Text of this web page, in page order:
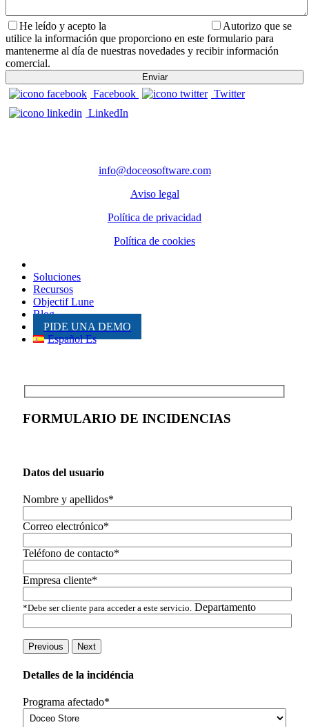
He leído y acepto la
Autorizo que se
utilice la información que proporciono en este formulario para
mantenerme al día de nuestras novedades y recibir información
comercial.
Facebook
Twitter
LinkedIn
info@doceosoftware.com
Aviso legal
Política de privacidad
Política de cookies
Soluciones
Recursos
Objectif Lune
Blog
PIDE UNA DEMO
Español Es
FORMULARIO DE INCIDENCIAS
Datos del usuario
Nombre y apellidos*
Correo electrónico*
Teléfono de contacto*
Empresa cliente*
*Debe ser cliente para acceder a este servicio. Departamento
Previous Next
Detalles de la incidéncia
Programa afectado*